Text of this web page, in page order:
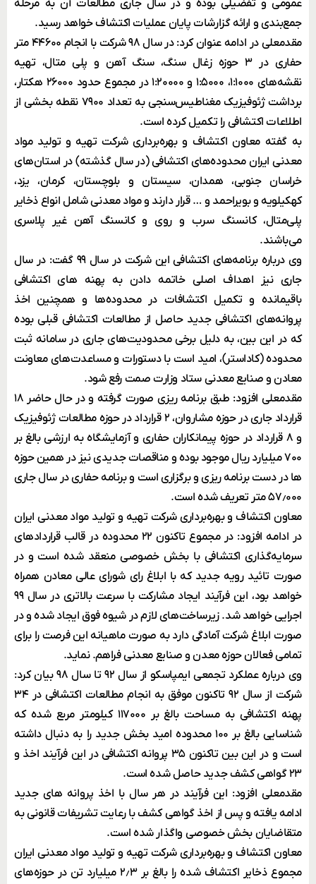
عمومی و تفضیلی بوده و در سال جاری مطالعات آن به مرحله
جمع‌بندی و ارائه گزارشات پایان عملیات اکتشاف خواهد رسید.
مقدمعلی در ادامه عنوان کرد: در سال ۹۸ شرکت با انجام ۴۴۶۰۰ متر
حفاری در ۳ حوزه زغال سنگ، سنگ آهن و پلی متال، تهیه
نقشه‌های ۱:۱۰۰۰، ۱:۵۰۰۰ و ۱:۲۰۰۰۰ در مجموع حدود ۲۶۰۰۰ هکتار،
برداشت ژئوفیزیک مغناطیس‌سنجی به تعداد ۷۹۰۰ نقطه بخشی از
اطلاعات اکتشافی را تکمیل کرده است.
به گفته معاون اکتشاف و بهره‌برداری شرکت تهیه و تولید مواد
معدنی ایران محدوده‌های اکتشافی (در سال گذشته) در استان‌های
خراسان جنوبی، همدان، سیستان و بلوچستان، کرمان، یزد،
کهکیلویه و بویراحمد و … قرار دارند و مواد معدنی شامل انواع ذخایر
پلی‌متال، کانسنگ سرب و روی و کانسنگ آهن غیر پلاسری
می‌باشند.
وی درباره برنامه‌های اکتشافی این شرکت در سال ۹۹ گفت: در سال
جاری نیز اهداف اصلی خاتمه دادن به پهنه های اکتشافی
باقیمانده و تکمیل اکتشافات در محدوده‌ها و همچنین اخذ
پروانه‌های اکتشافی جدید حاصل از مطالعات اکتشافی قبلی بوده
که در این بین، به دلیل برخی محدودیت‌های جاری در سامانه ثبت
محدوده (کاداستر)، امید است با دستورات و مساعدت‌های معاونت
معادن و صنایع معدنی ستاد وزارت صمت رفع شود.
مقدمعلی افزود: طبق برنامه ریزی صورت گرفته و در حال حاضر ۱۸
قرارداد جاری در حوزه مشاروان، ۲ قرارداد در حوزه مطالعات ژئوفیزیک
و ۸ قرارداد در حوزه پیمانکاران حفاری و آزمایشگاه به ارزشی بالغ بر
۷۰۰ میلیارد ریال موجود بوده و مناقصات جدیدی نیز در همین حوزه
ها در دست برنامه ریزی و برگزاری است و برنامه حفاری در سال جاری
۵۷٫۰۰۰ متر تعریف شده است.
معاون اکتشاف و بهره‌برداری شرکت تهیه و تولید مواد معدنی ایران
در ادامه افزود: در مجموع تاکنون ۲۲ محدوده در قالب قرارداد‌های
سرمایه‌گذاری اکتشافی با بخش خصوصی منعقد شده است و در
صورت تائید رویه جدید که با ابلاغ رای شورای عالی معادن همراه
خواهد بود، این فرآیند ایجاد مشارکت با سرعت بالاتری در سال ۹۹
اجرایی خواهد شد. زیرساخت‌های لازم در شیوه فوق ایجاد شده و در
صورت ابلاغ شرکت آمادگی دارد به صورت ماهیانه این فرصت را برای
تمامی فعالان حوزه معدن و صنایع معدنی فراهم. نماید.
وی درباره عملکرد تجمعی ایمپاسکو از سال ۹۲ تا سال ۹۸ بیان کرد:
شرکت از سال ۹۲ تاکنون موفق به انجام مطالعات اکتشافی در ۳۴
پهنه اکتشافی به مساحت بالغ بر ۱۱۷۰۰۰ کیلومتر مربع شده که
شناسایی بالغ بر ۱۰۰ محدوده امید بخش جدید را به دنبال داشته
است و در این بین تاکنون ۳۵ پروانه اکتشافی در این فرآیند اخذ و
۲۳ گواهی کشف جدید حاصل شده است.
مقدمعلی افزود: این فرآیند در هر سال با اخذ پروانه های جدید
ادامه یافته و پس از اخذ گواهی کشف با رعایت تشریفات قانونی به
متقاضایان بخش خصوصی واگذار شده است.
معاون اکتشاف و بهره‌برداری شرکت تهیه و تولید مواد معدنی ایران
مجموع ذخایر اکتشاف شده را بالغ بر ۲٫۳ میلیارد تن در حوزه‌های